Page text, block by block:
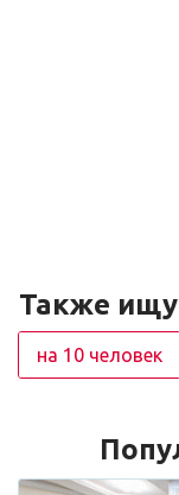
Также
на 10 человек